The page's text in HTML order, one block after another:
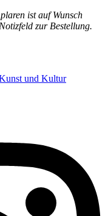
ist auf Wunsch
zur Bestellung.
und Kultur